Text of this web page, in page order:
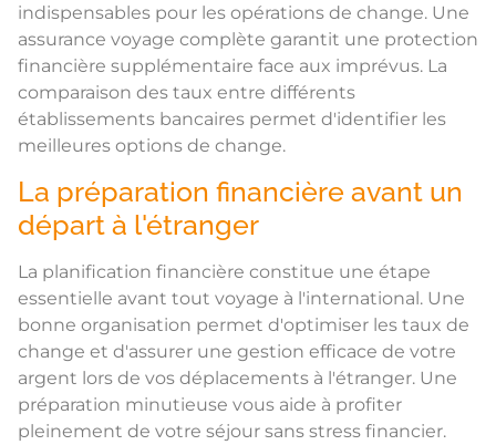
indispensables pour les opérations de change. Une
assurance voyage complète garantit une protection
financière supplémentaire face aux imprévus. La
comparaison des taux entre différents
établissements bancaires permet d'identifier les
meilleures options de change.
La préparation financière avant un
départ à l'étranger
La planification financière constitue une étape
essentielle avant tout voyage à l'international. Une
bonne organisation permet d'optimiser les taux de
change et d'assurer une gestion efficace de votre
argent lors de vos déplacements à l'étranger. Une
préparation minutieuse vous aide à profiter
pleinement de votre séjour sans stress financier.